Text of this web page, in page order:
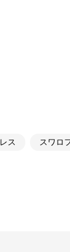
ス スワロ